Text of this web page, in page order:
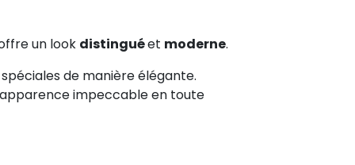
un look distinguéet moderne.
de manière élégante.
impeccable en toute